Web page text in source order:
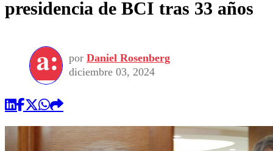
presidencia de BCI tras 33 años
por Daniel Rosenberg
diciembre 03, 2024